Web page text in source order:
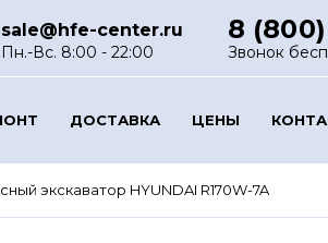
sale@hfe-center.ru
Пн.-Вс. 8:00 - 22:00
8
Звонок
ДОСТАВКА ЦЕНЫ
экскаватор HYUNDAI R170W-7A